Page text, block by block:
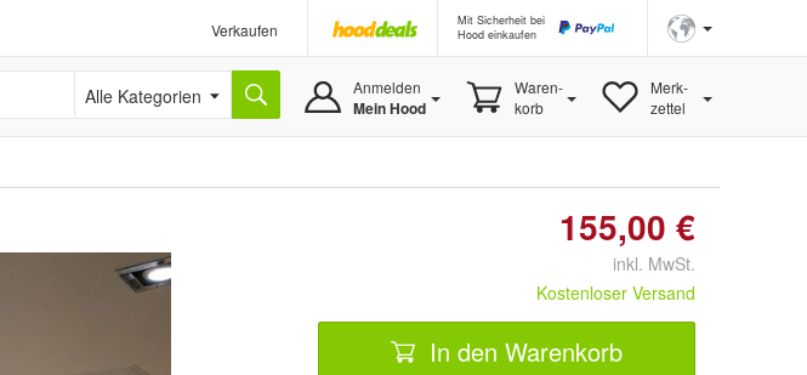
Verkaufen
Mit Sicherheit bei
Hood einkaufen
Alle Kategorien Anmelden
Mein Hood
Waren-
korb
Merk-
zettel
155,00 €
inkl. MwSt.
Kostenloser Versand
In den Warenkorb